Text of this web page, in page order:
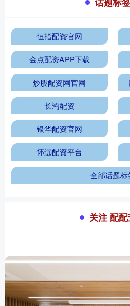
恒指配资官网
金点配资APP下载
炒股配资网官网
长鸿配资
银华配资官网
怀远配资平台
全部话题标
关注 配